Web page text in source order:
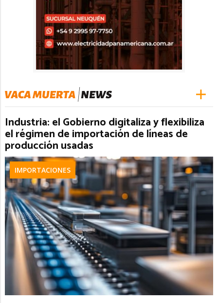
Industria: el Gobierno digitaliza y flexibiliza
el régimen de importación de líneas de
producción usadas
IMPORTACIONES